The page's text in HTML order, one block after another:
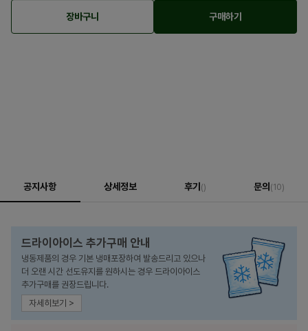
장바구니 구매하기
공지사항 상세정보 후기 () 문의 (10)
드라이아이스 추가구매 안내
냉동제품의 경우 기본 냉매포장하여 발송드리고 있으나
더 오랜 시간 선도유지를 원하시는 경우 드라이아이스
추가구매를 권장드립니다.
자세히보기 >